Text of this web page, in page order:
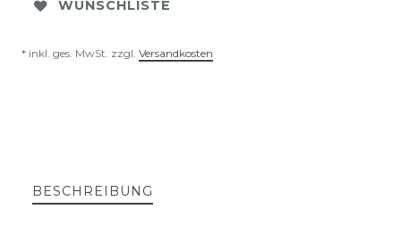
WUNSCHLISTE
* inkl. ges. MwSt. zzgl. Versandkosten
BESCHREIBUNG